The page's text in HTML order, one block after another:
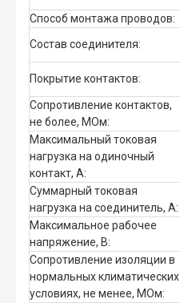
Способ монтажа проводов:
Состав соединителя:
Покрытие контактов:
Сопротивление контактов,
не более, МОм:
Максимальный токовая
нагрузка на одиночный
контакт, А:
Суммарный токовая
нагрузка на соединитель, А:
Максимальное рабочее
напряжение, В:
Сопротивление изоляции в
нормальных климатических
условиях, не менее, МОм: